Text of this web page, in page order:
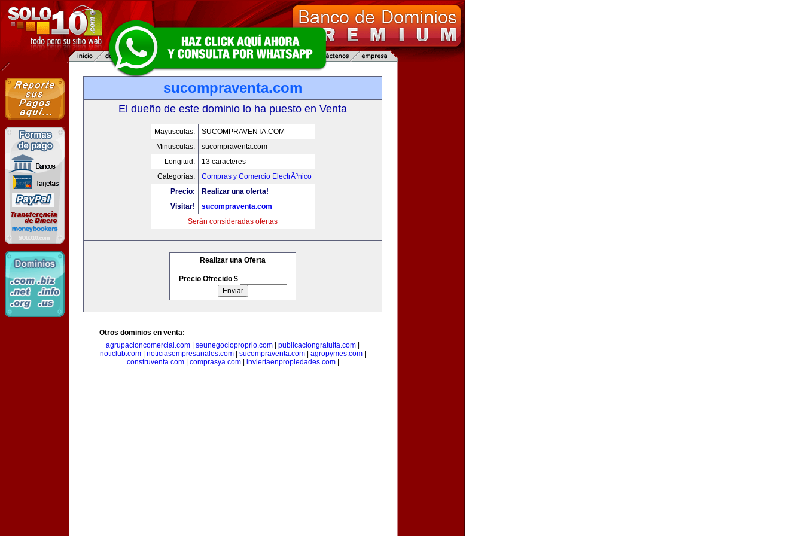
sucompraventa.com
El dueño de este dominio lo ha puesto en Venta
Mayusculas:
SUCOMPRAVENTA.COM
Minusculas:
sucompraventa.com
Longitud:
13 caracteres
Categorias:
Compras y Comercio ElectrÃ³nico
Precio:
Realizar una oferta!
Visitar!
sucompraventa.com
Serán consideradas ofertas
Realizar una Oferta
Precio Ofrecido $
Otros dominios en venta:
agrupacioncomercial.com
seunegocioproprio.com publicaciongratuita.com
noticlub.com| noticiasempresariales.com| sucompraventa.com| agropymes.com|
construventa.com| comprasya.com| inviertaenpropiedades.com|